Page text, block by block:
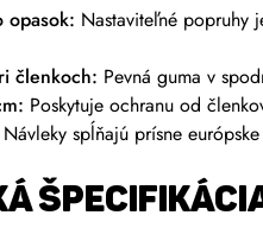
opasok: Nastaviteľné popruhy
členkoch: Pevná guma v
Poskytuje ochranu od
Návleky spĺňajú prísne